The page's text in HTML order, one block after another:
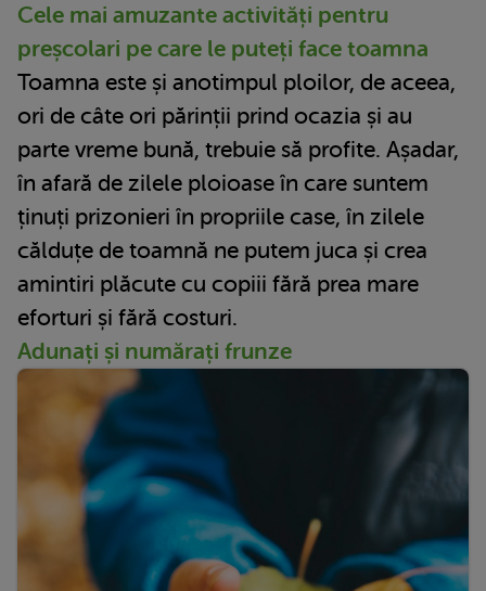
Cele mai amuzante activități pentru
preșcolari pe care le puteți face toamna
Toamna este și anotimpul ploilor, de aceea,
ori de câte ori părinții prind ocazia și au
parte vreme bună, trebuie să profite. Așadar,
în afară de zilele ploioase în care suntem
ținuți prizonieri în propriile case, în zilele
călduțe de toamnă ne putem juca și crea
amintiri plăcute cu copiii fără prea mare
eforturi și fără costuri.
Adunați și numărați frunze